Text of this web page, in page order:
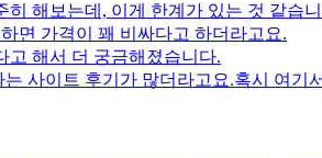
해보는데, 이게 한계가 있는 것 같습
면 가격이 꽤 비싸다고 하더라고요.
고 해서 더 궁금해졌습니다.
사이트 후기가 많더라고요.혹시 여기